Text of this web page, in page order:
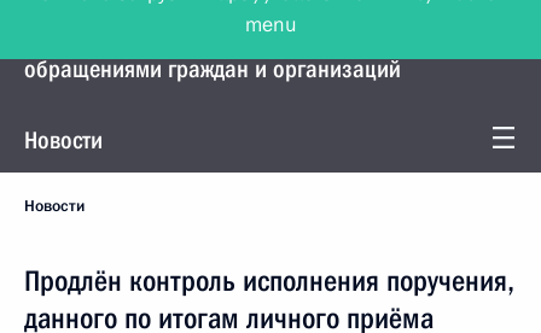
Управление Президента по работе с
обращениями граждан и организаций
Новости
Новости
Продлён контроль исполнения поручения,
данного по итогам личного приёма
menu